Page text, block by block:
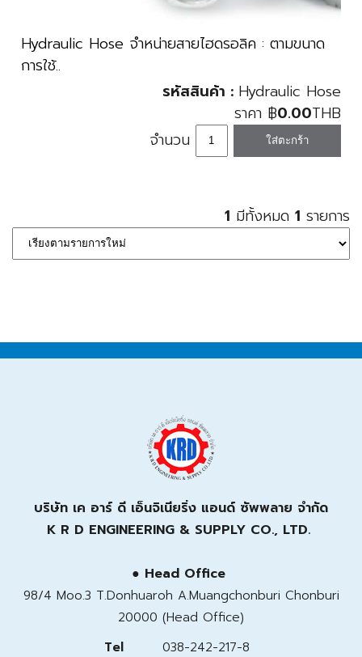
Hydraulic Hose จำหน่ายสายไฮดรอลิค : ตามขนาด
การใช้..
รหัสสินค้า : Hydraulic Hose
ราคา ฿0.00THB
จำนวน
1 มีทั้งหมด 1 รายการ
บริษัท เค อาร์ ดี เอ็นจิเนียริ่ง แอนด์ ซัพพลาย จำกัด
K R D ENGINEERING & SUPPLY CO., LTD.
● Head Office
98/4 Moo.3 T.Donhuaroh A.Muangchonburi Chonburi
20000 (Head Office)
Tel
038-242-217-8